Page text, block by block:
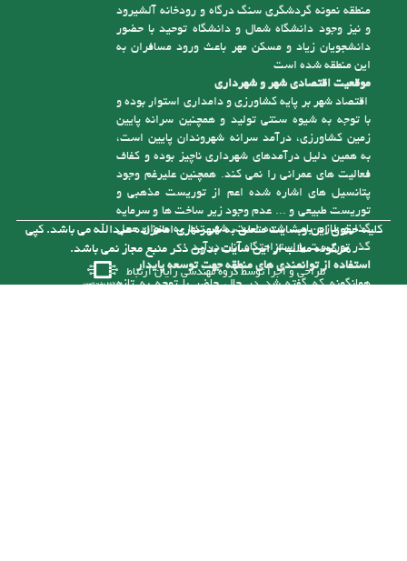
منطقه نمونه گردشگری سنگ درگاه و رودخانه آلشیرود
و نیز وجود دانشگاه شمال و دانشگاه توحید با حضور
دانشجویان زیاد و مسکن مهر باعث ورود مسافران به
این منطقه شده است
موقعیت اقتصادی شهر و شهرداری
اقتصاد شهر بر پایه کشاورزی و دامداری استوار بوده و
با توجه به شیوه سنتی تولید و همچنین سرانه پایین
زمین کشاورزی، درآمد سرانه شهروندان پایین است،
به همین دلیل درآمدهای شهرداری ناچیز بوده و کفاف
فعالیت های عمرانی را نمی کند. همچنین علیرغم وجود
پتانسیل های اشاره شده اعم از توریست مذهبی و
توریست طبیعی و ... عدم وجود زیر ساخت ها و سرمایه
گذاری لازم باعث شده است، شهر تنها به عنوان محل
گذر توریست یا استراحتگاه آنان درآید
استفاده از توانمندی های منطقه جهت توسعه پایدار
همانگونه که گفته شد در حال حاضر با توجه به تازه
کلیه حقوق این وبسایت متعلق به شهرداری امامزاده عبدالله می باشد. کپی
هرگونه مطلب از این سایت بدون ذکر منبع مجاز نمی باشد.
طراحی و اجرا توسطگروه مهندسی رایان ارتباط